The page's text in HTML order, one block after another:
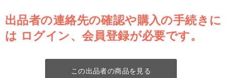
出品者の連絡先の確認や購入の手続きに
は ログイン、会員登録が必要です。
この出品者の商品を見る